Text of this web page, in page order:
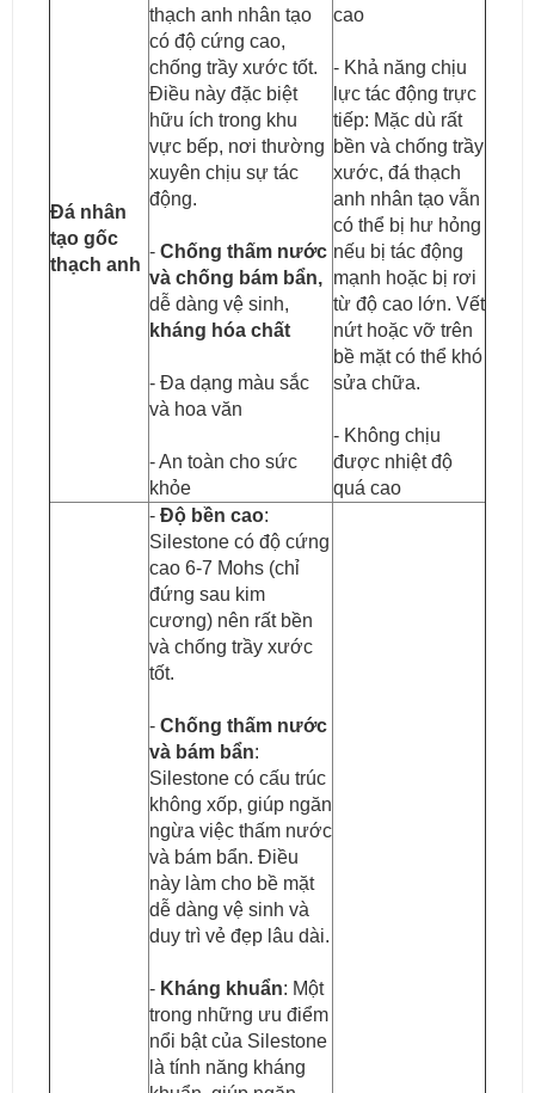
Đá nhân
tạo gốc
thạch anh
thạch anh nhân tạo
có độ cứng cao,
chống trầy xước tốt.
Điều này đặc biệt
hữu ích trong khu
vực bếp, nơi thường
xuyên chịu sự tác
động.
- Chống thấm nước
và chống bám bẩn,
dễ dàng vệ sinh,
kháng hóa chất
- Đa dạng màu sắc
và hoa văn
- An toàn cho sức
khỏe
cao
- Khả năng chịu
lực tác động trực
tiếp: Mặc dù rất
bền và chống trầy
xước, đá thạch
anh nhân tạo vẫn
có thể bị hư hỏng
nếu bị tác động
mạnh hoặc bị rơi
từ độ cao lớn. Vết
nứt hoặc vỡ trên
bề mặt có thể khó
sửa chữa.
- Không chịu
được nhiệt độ
quá cao
- Độ bền cao:
Silestone có độ cứng
cao 6-7 Mohs (chỉ
đứng sau kim
cương) nên rất bền
và chống trầy xước
tốt.
- Chống thấm nước
và bám bẩn:
Silestone có cấu trúc
không xốp, giúp ngăn
ngừa việc thấm nước
và bám bẩn. Điều
này làm cho bề mặt
dễ dàng vệ sinh và
duy trì vẻ đẹp lâu dài.
- Kháng khuẩn: Một
trong những ưu điểm
nổi bật của Silestone
là tính năng kháng